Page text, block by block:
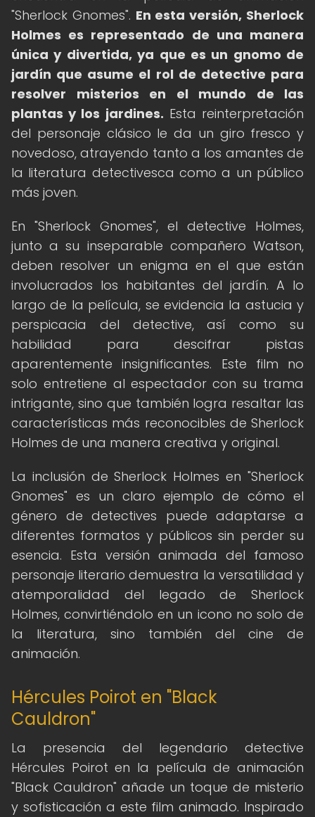
"Sherlock Gnomes". En esta versión, Sherlock
Holmes es representado de una manera
única y divertida, ya que es un gnomo de
jardín que asume el rol de detective para
resolver misterios en el mundo de las
plantas y los jardines. Esta reinterpretación
del personaje clásico le da un giro fresco y
novedoso, atrayendo tanto a los amantes de
la literatura detectivesca como a un público
más joven.
En "Sherlock Gnomes", el detective Holmes,
junto a su inseparable compañero Watson,
deben resolver un enigma en el que están
involucrados los habitantes del jardín. A lo
largo de la película, se evidencia la astucia y
perspicacia del detective, así como su
habilidad para descifrar pistas
aparentemente insignificantes. Este film no
solo entretiene al espectador con su trama
intrigante, sino que también logra resaltar las
características más reconocibles de Sherlock
Holmes de una manera creativa y original.
La inclusión de Sherlock Holmes en "Sherlock
Gnomes" es un claro ejemplo de cómo el
género de detectives puede adaptarse a
diferentes formatos y públicos sin perder su
esencia. Esta versión animada del famoso
personaje literario demuestra la versatilidad y
atemporalidad del legado de Sherlock
Holmes, convirtiéndolo en un icono no solo de
la literatura, sino también del cine de
animación.
Hércules Poirot en "Black
Cauldron"
La presencia del legendario detective
Hércules Poirot en la película de animación
"Black Cauldron" añade un toque de misterio
y sofisticación a este film animado. Inspirado